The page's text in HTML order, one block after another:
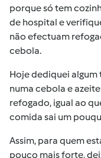
porque só tem
de hospital e
não efectuam
cebola.
Hoje dediquei algum
numa cebola e
refogado, igual ao
comida sai um
Assim, para quem
pouco mais forte,